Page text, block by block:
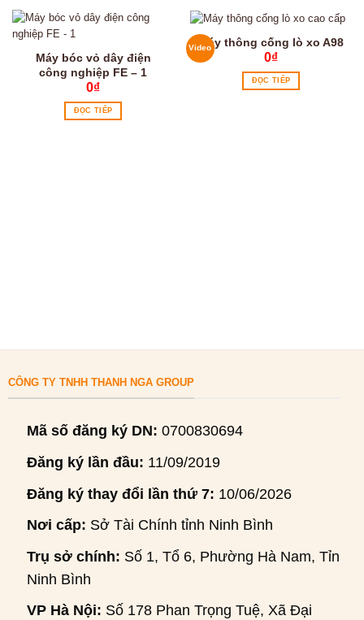
Máy bóc vỏ dây điện
công nghiệp FE – 1
0₫
ĐỌC TIẾP
VideoMáy thông cống lò xo A98
0₫
ĐỌC TIẾP
CÔNG TY TNHH THANH NGA GROUP
Mã số đăng ký DN: 0700830694
Đăng ký lần đầu: 11/09/2019
Đăng ký thay đổi lần thứ 7: 10/06/2026
Nơi cấp: Sở Tài Chính tỉnh Ninh Bình
Trụ sở chính: Số 1, Tổ 6, Phường Hà Nam, Tỉnh
Ninh Bình
VP Hà Nội: Số 178 Phan Trọng Tuệ, Xã Đại